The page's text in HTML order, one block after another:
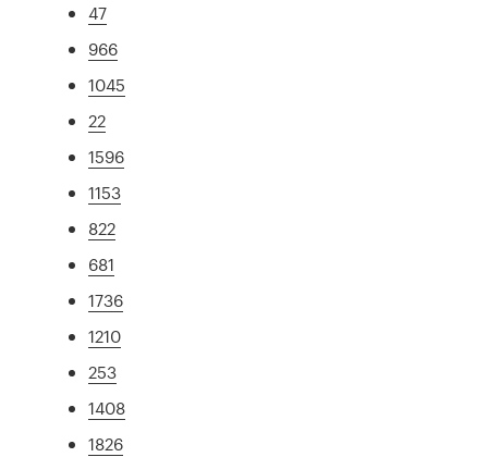
47
966
1045
22
1596
1153
822
681
1736
1210
253
1408
1826